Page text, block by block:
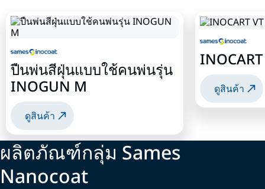
ปืนพ่นสีฝุ่นแบบใช้คนพ่นรุ่น
INOGUN M
ดูสินค้า
ดูสินค้า
ผลิตภัณฑ์กลุ่ม Sames
Nanocoat